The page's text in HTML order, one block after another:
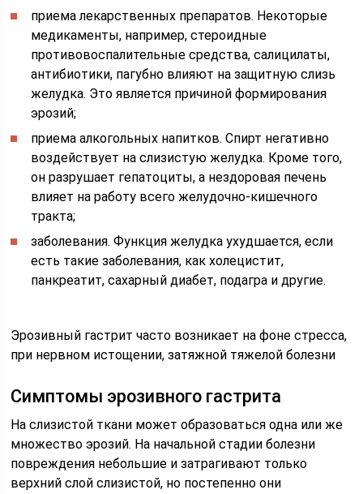
приема лекарственных препаратов. Некоторые
медикаменты, например, стероидные
противовоспалительные средства, салицилаты,
антибиотики, пагубно влияют на защитную слизь
желудка. Это является причиной формирования
эрозий;
приема алкогольных напитков. Спирт негативно
воздействует на слизистую желудка. Кроме того,
он разрушает гепатоциты, а нездоровая печень
влияет на работу всего желудочно-кишечного
тракта;
заболевания. Функция желудка ухудшается, если
есть такие заболевания, как холецистит,
панкреатит, сахарный диабет, подагра и другие.
Эрозивный гастрит часто возникает на фоне стресса,
при нервном истощении, затяжной тяжелой болезни
Симптомы эрозивного гастрита
На слизистой ткани может образоваться одна или же
множество эрозий. На начальной стадии болезни
повреждения небольшие и затрагивают только
верхний слой слизистой, но постепенно они